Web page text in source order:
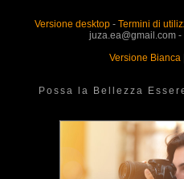
Versione desktop- Termini di
juza.ea@gmail.com -
Versione Bianca
Possa la Bellezza